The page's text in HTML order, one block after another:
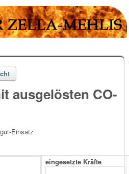
ausgelösten CO-
Einsatz
eingesetzte Kräfte